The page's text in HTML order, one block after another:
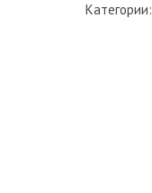
Категории: